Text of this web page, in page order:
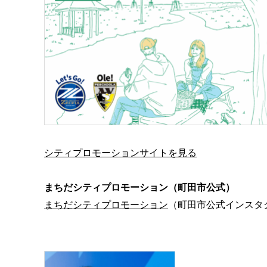
シティプロモーションサイトを見る
まちだシティプロモーション（町⽥市公式）
まちだシティプロモーション （町田市公式インス